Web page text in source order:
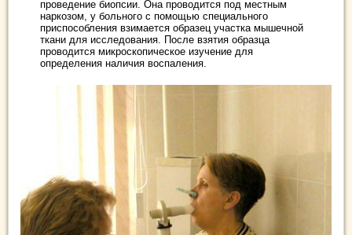
проведение биопсии. Она проводится под местным
наркозом, у больного с помощью специального
приспособления взимается образец участка мышечной
ткани для исследования. После взятия образца
проводится микроскопическое изучение для
определения наличия воспаления.